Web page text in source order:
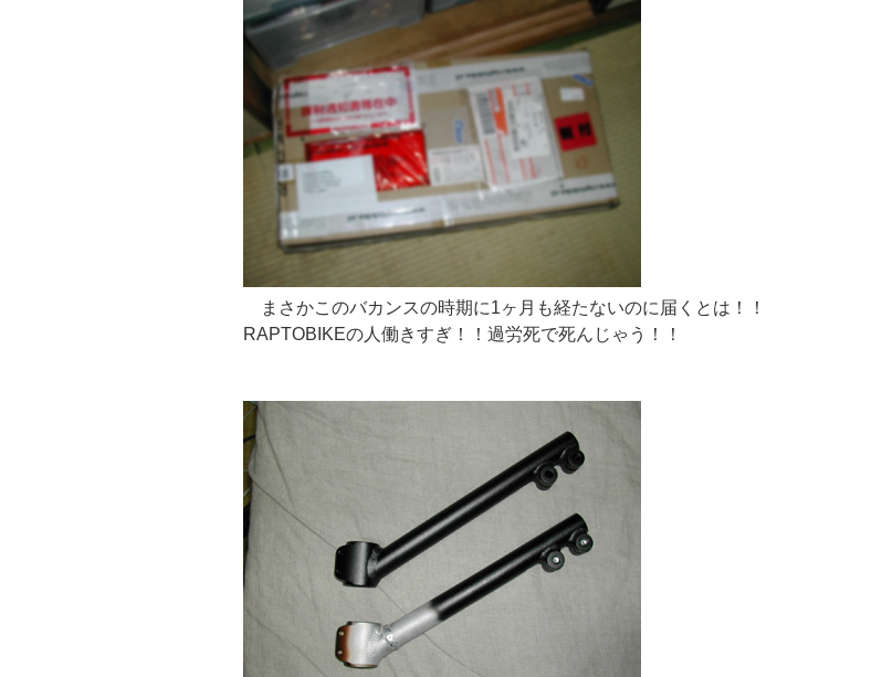
まさかこのバカンスの時期に1ヶ月も経たないのに届くとは！！
RAPTOBIKEの人働きすぎ！！過労死で死んじゃう！！